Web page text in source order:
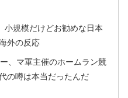
小規模だけどお勧めな日本
外の反応
、マ軍主催のホームラン競
の噂は本当だったんだ